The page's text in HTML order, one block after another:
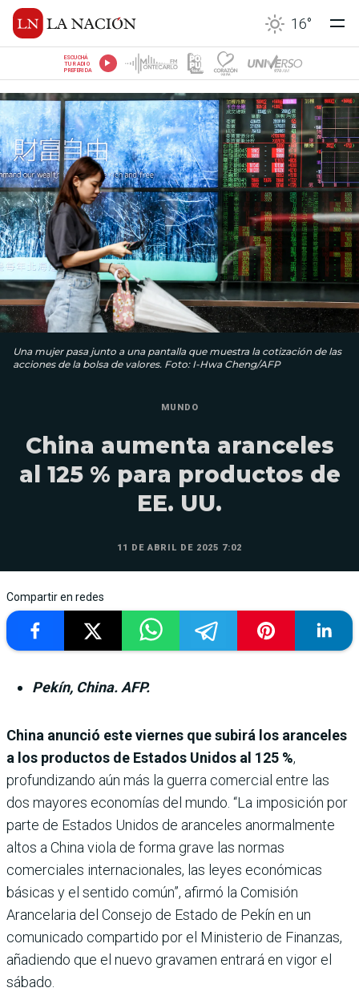
16°
ESCUCHÁ
TU RADIO
PREFERIDA
Una mujer pasa junto a una pantalla que muestra la cotización de las
acciones de la bolsa de valores. Foto: I-Hwa Cheng/AFP
MUNDO
China aumenta aranceles
al 125 % para productos de
EE. UU.
11 DE ABRIL DE 2025 7:02
Compartir en redes
Pekín, China. AFP.
China anunció este viernes que subirá los aranceles
a los productos de Estados Unidos al 125 %,
profundizando aún más la guerra comercial entre las
dos mayores economías del mundo. “La imposición por
parte de Estados Unidos de aranceles anormalmente
altos a China viola de forma grave las normas
comerciales internacionales, las leyes económicas
básicas y el sentido común”, afirmó la Comisión
Arancelaria del Consejo de Estado de Pekín en un
comunicado compartido por el Ministerio de Finanzas,
añadiendo que el nuevo gravamen entrará en vigor el
sábado.